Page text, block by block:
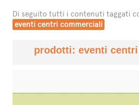
Di seguito tutti i contenuti taggati
eventi centri commerciali
prodotti: eventi